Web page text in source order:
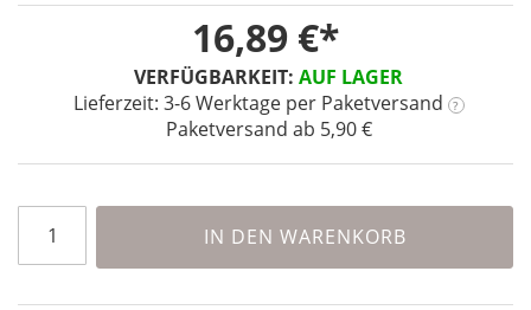
VERFÜGBARKEIT: AUF LAGER
Lieferzeit: 3-6 Werktageper Paketversand ?
Paketversand ab 5,90 €
16,89 €
IN DEN WARENKORB